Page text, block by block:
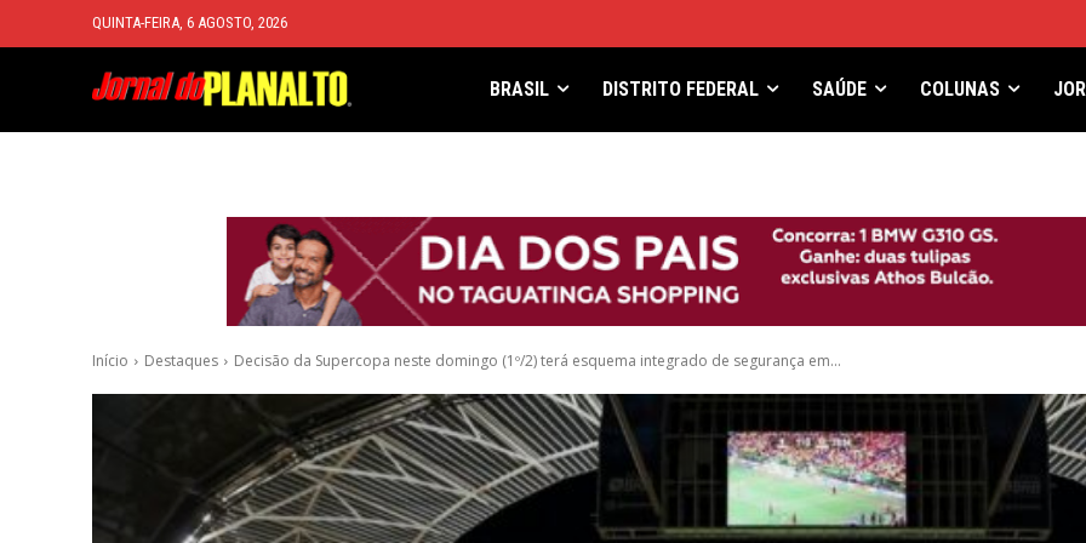
QUINTA-FEIRA, 6 AGOSTO, 2026
BRASIL DISTRITO FEDERAL SAÚDE COLUNAS
Início Destaques Decisão da Supercopa neste domingo (1º/2) terá esquema integrado de segurança em...